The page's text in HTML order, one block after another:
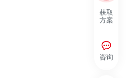
获取
方案
咨询